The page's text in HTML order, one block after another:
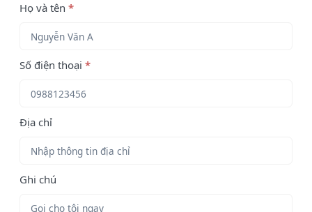
Họ và tên *
Số điện thoại *
Địa chỉ
Ghi chú